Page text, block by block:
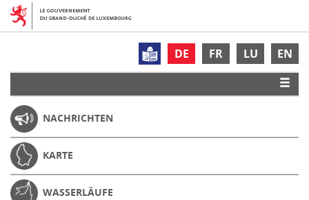
DE FR LU EN
NACHRICHTEN
KARTE
WASSERLÄUFE